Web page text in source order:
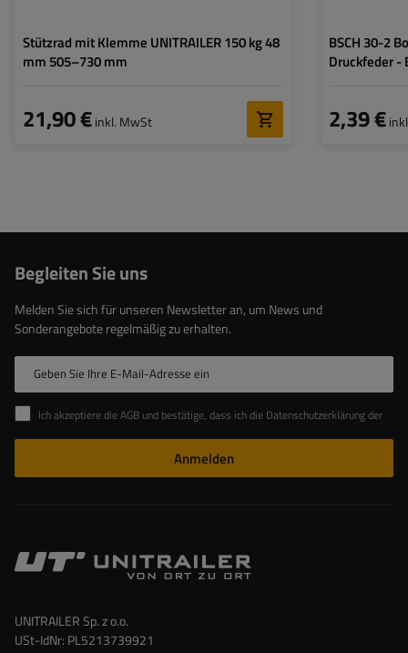
Stützrad mit Klemme UNITRAILER 150 kg 48
mm 505–730 mm
21,90 €inkl. MwSt
BSCH 30-2
Druckfeder -
2,39 €
Begleiten Sie uns
Melden Sie sich für unseren Newsletter an, um News und
Sonderangebote regelmäßig zu erhalten.
Geben Sie Ihre E-Mail-Adresse ein
Ich akzeptiere die AGB und bestätige, dass ich die Datenschutzerklärung der Website zur Kenntnis genommen habe
Anmelden
UNITRAILER Sp. z o.o.
USt-IdNr: PL5213739921